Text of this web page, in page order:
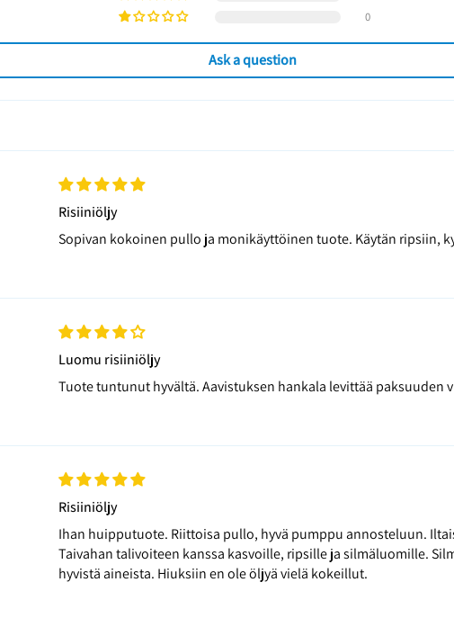
0
Ask a question
Risiiniöljy
Sopivan kokoinen pullo ja monikäyttöinen tuote. Käytän ripsiin,
Luomu risiiniöljy
Tuote tuntunut hyvältä. Aavistuksen hankala levittää paksuuden
Risiiniöljy
Ihan huipputuote. Riittoisa pullo, hyvä pumppu annosteluun.
Taivahan talivoiteen kanssa kasvoille, ripsille ja silmäluomille.
hyvistä aineista. Hiuksiin en ole öljyä vielä kokeillut.